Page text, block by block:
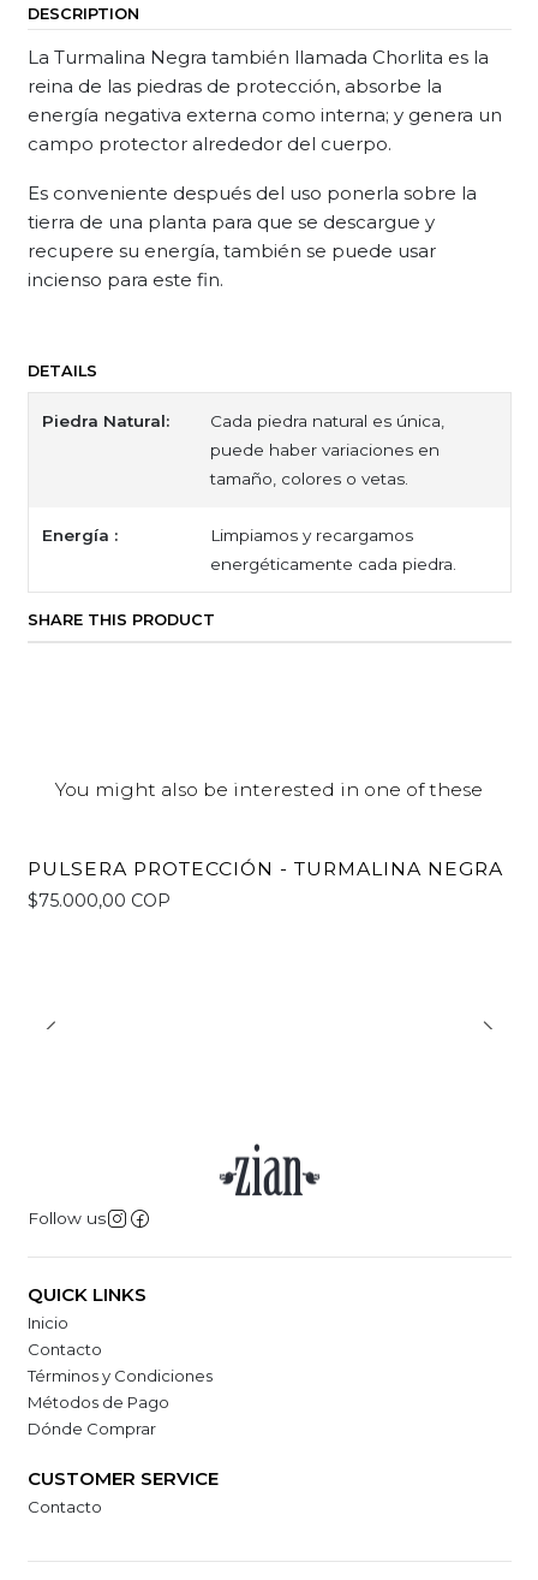
DESCRIPTION
La Turmalina Negra también llamada Chorlita es la
reina de las piedras de protección, absorbe la
energía negativa externa como interna; y genera un
campo protector alrededor del cuerpo.
Es conveniente después del uso ponerla sobre la
tierra de una planta para que se descargue y
recupere su energía, también se puede usar
incienso para este fin.
DETAILS
Piedra Natural:
Cada piedra natural es única,
puede haber variaciones en
tamaño, colores o vetas.
Energía :
Limpiamos y recargamos
energéticamente cada piedra.
SHARE THIS PRODUCT
You might also be interested in one of these
PULSERA PROTECCIÓN - TURMALINA NEGRA
$75.000,00 COP
Follow us
QUICK LINKS
Inicio
Contacto
Términos y Condiciones
Métodos de Pago
Dónde Comprar
CUSTOMER SERVICE
Contacto